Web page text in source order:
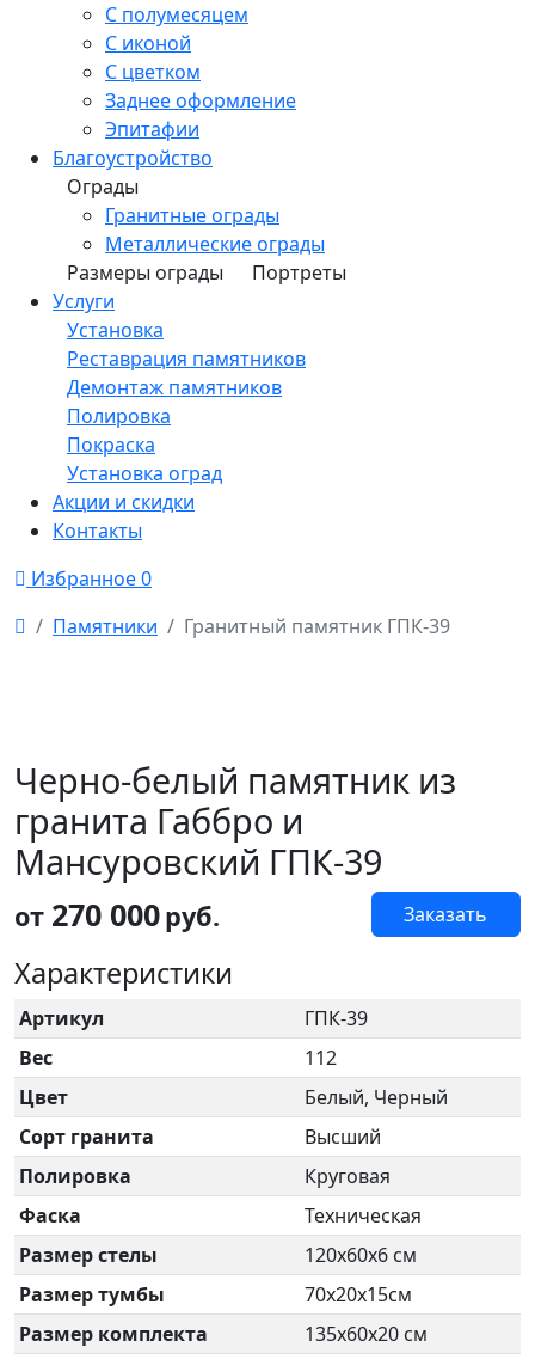
С полумесяцем
С иконой
С цветком
Заднее оформление
Эпитафии
Благоустройство
Ограды
Гранитные ограды
Металлические ограды
Размеры ограды
Портреты
Услуги
Установка
Реставрация памятников
Демонтаж памятников
Полировка
Покраска
Установка оград
Акции и скидки
Контакты
Избранное0
Памятники
Гранитный памятник ГПК-39
Черно-белый памятник из
гранита Габбро и
Мансуровский ГПК-39
от 270 000руб. Заказать
Характеристики
Артикул
ГПК-39
Вес
112
Цвет
Белый, Черный
Сорт гранита
Высший
Полировка
Круговая
Фаска
Техническая
Размер стелы
120х60х6 см
Размер тумбы
70х20х15см
Размер комплекта
135х60х20 см